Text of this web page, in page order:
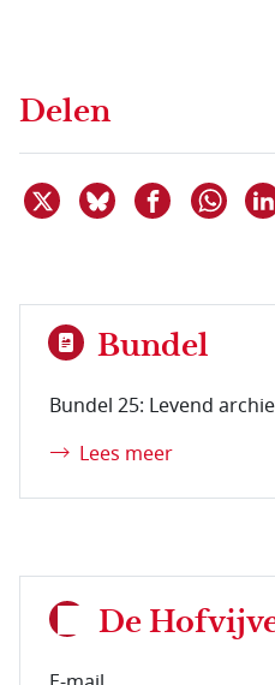
Delen
Deel dit item op X
Deel dit item op
Deel dit
Delen
Bundel
Bundel 25: Levend
Lees meer
De